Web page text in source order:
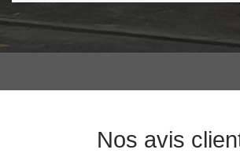
Nos avis